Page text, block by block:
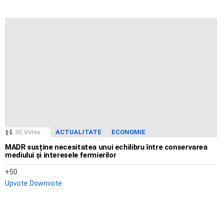
50 Votes ACTUALITATE ECONOMIE
MADR susține necesitatea unui echilibru între conservarea
mediului și interesele fermierilor
50
Upvote Downvote